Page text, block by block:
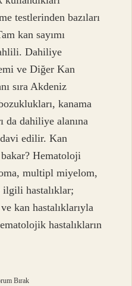
testlerinden bazıları
kan sayımı
Dahiliye
ve Diğer Kan
sıra Akdeniz
kanama
da dahiliye alanına
edilir. Kan
Hematoloji
multipl miyelom,
hastalıklar;
kan hastalıklarıyla
hastalıkların
Bırak